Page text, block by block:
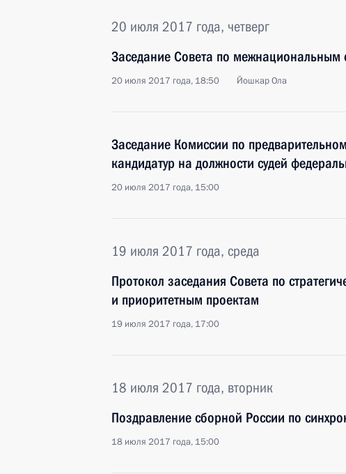
20 июля 2017 года, четверг
Заседание Совета по межнациональным
20 июля 2017 года, 18:50 Йошкар Ола
Заседание Комиссии по
кандидатур на должности судей
20 июля 2017 года, 15:00
19 июля 2017 года, среда
Протокол заседания Совета по
и приоритетным проектам
19 июля 2017 года, 17:00
18 июля 2017 года, вторник
Поздравление сборной России по
18 июля 2017 года, 15:00